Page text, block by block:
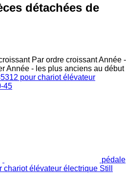
détachées de
Par ordre croissantAnnée -
Année - les plus anciens au début
pédale
élévateur électrique Still